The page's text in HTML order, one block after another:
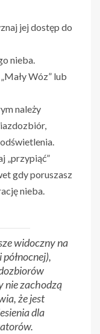
jej dostęp do
nieba.
Wóz” lub
należy
„przypiąć”
gdy poruszasz
nieba.
widoczny na
nie zachodzą
że jest
dla